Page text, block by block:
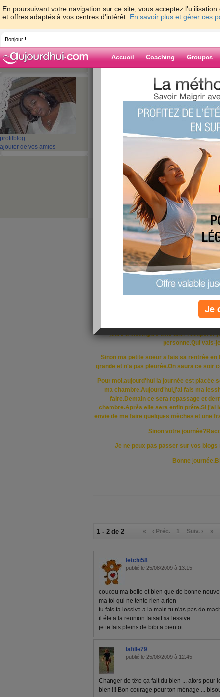
En poursuivant votre navigation sur ce site, vous acceptez
et offres adaptés à vos centres d'intérêt. En savoir plus et gérer ces
Bonjour !
Accueil Coaching Groupes
profil blog
ajouter de vos amies
> > De
Blog de
De bonnes
La
Comment ça va?Moi
Je viens d'avoir un coup de fil.Trop
avait une publicité pour un club de remise
certainement?Donc hier j'ai été sur leur
peu sur les tarifs.Et oui,la
Et on avais doit à un pass découverte de
peu,vous direz!Mais je peux pas me
pas fais mon inscription à la fac qui va
jours à Moving.Je dois aller récupérer
personne.Qui vais-
Sinon ma petite soeur a fais sa rentrée en
grande et n'a pas pleurée.On saura ce soir
Pour moi,aujourd'hui la journée est placée
ma chambre.Aujourd'hui,j'ai fais ma
faire.Demain ce sera repassage et
chambre.Après elle sera enfin prête.Si j'ai
envie de me faire quelques mèches et une
Sinon votre
Je ne peux pas passer sur vos blogs
Bonne
1 - 2 de 2 « ‹ Préc. 1 Suiv. › »
letchi58
publié le 25/08/2009 à 13:15
coucou ma belle et bien que de bonne
ma foi qui ne tente rien a rien
tu fais ta lessive a la main tu n'as pas de
il été a la reunion faisait sa lessive
je te fais pleins de bibi a bientot
lafille79
publié le 25/08/2009 à 12:45
Changer de tête ça fait du bien ... alors pour
bien !!! Bon courage pour ton ménage ...
Je